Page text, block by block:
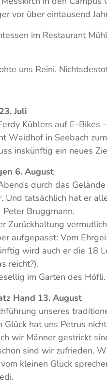
vor über eintausend
im Restaurant
uns Reini.
Juli
Küblers auf E-Bikes
Waidhof in Seebach
inskünftig ein neues
6. August
durch das
Und tatsächlich hat er
Bruggmann.
Zurückhaltung
aufgepasst: Vom
wird auch er die 18
reicht?).
im Garten des Höfli.
Hand 13. August
unseres
hat uns Petrus
wir Männer gestrickt
sind wir zufrieden.
kleinen Glück